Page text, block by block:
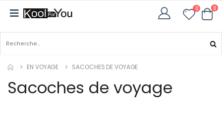
0 0
EN VOYAGE SACOCHES DE VOYAGE
Sacoches de voyage